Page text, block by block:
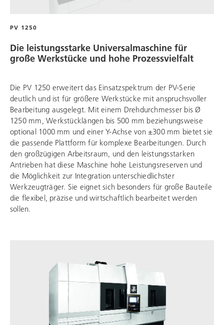
PV 1250
Die leistungsstarke Universalmaschine für
große Werkstücke und hohe Prozessvielfalt
Die PV 1250 erweitert das Einsatzspektrum der PV-Serie
deutlich und ist für größere Werkstücke mit anspruchsvoller
Bearbeitung ausgelegt. Mit einem Drehdurchmesser bis Ø
1250 mm, Werkstücklängen bis 500 mm beziehungsweise
optional 1000 mm und einer Y-Achse von ±300 mm bietet sie
die passende Plattform für komplexe Bearbeitungen. Durch
den großzügigen Arbeitsraum, und den leistungsstarken
Antrieben hat diese Maschine hohe Leistungsreserven und
die Möglichkeit zur Integration unterschiedlichster
Werkzeugträger. Sie eignet sich besonders für große Bauteile
die flexibel, präzise und wirtschaftlich bearbeitet werden
sollen.